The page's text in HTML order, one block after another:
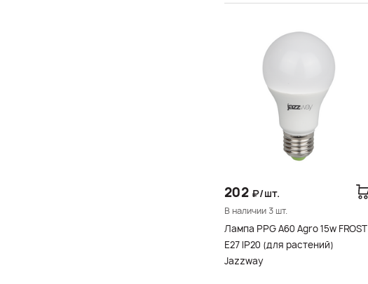
202 ₽/шт.
В наличии 3 шт.
Лампа PPG A60 Agro 15w FROST
E27 IP20 (для растений)
Jazzway